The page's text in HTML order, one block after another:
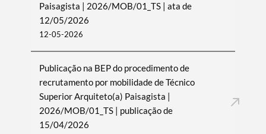
Paisagista | 2026/MOB/01_TS | ata de
12/05/2026
12-05-2026
Publicação na BEP do procedimento de
recrutamento por mobilidade de Técnico
Superior Arquiteto(a) Paisagista |
2026/MOB/01_TS | publicação de
15/04/2026